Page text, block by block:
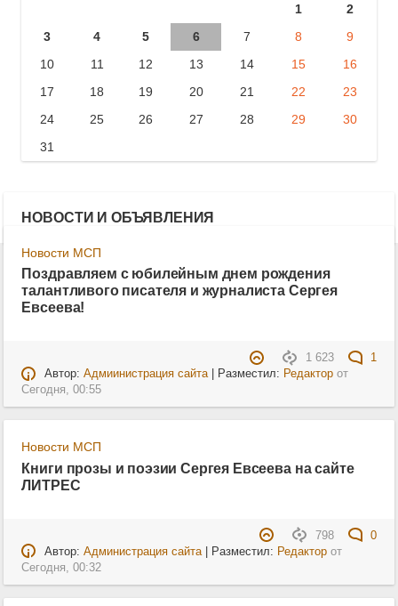
1
2
3
4 5 6 7 8
9
10
11 12 13 14 15
16
17
18 19 20 21 22
23
24
25 26 27 28 29
30
31
НОВОСТИ И ОБЪЯВЛЕНИЯ
Новости МСП
Поздравляем с юбилейным днем рождения
талантливого писателя и журналиста Сергея
Евсеева!
1 623
1
Автор: Адмиинистрация сайта| Разместил: Редакторот
Сегодня, 00:55
Новости МСП
Книги прозы и поэзии Сергея Евсеева на сайте
ЛИТРЕС
798
0
Автор: Администрация сайта| Разместил: Редакторот
Сегодня, 00:32